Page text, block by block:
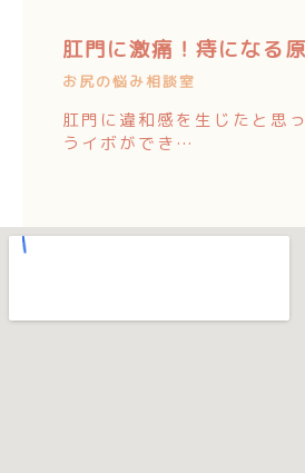
肛門に激痛！痔になる
お尻の悩み相談室
肛門に違和感を生じたと思
うイボができ…